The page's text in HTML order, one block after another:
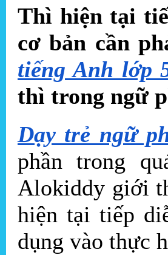
Thì hiện tại
cơ bản cần
tiếng Anh lớp
thì trong ngữ
Dạy trẻ ngữ
phần trong
Alokiddy giới
hiện tại tiếp
dụng vào thực